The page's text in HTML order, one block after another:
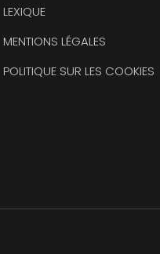
LEXIQUE
MENTIONS LÉGALES
POLITIQUE SUR LES COOKIES